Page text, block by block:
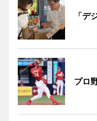
「デ
プロ